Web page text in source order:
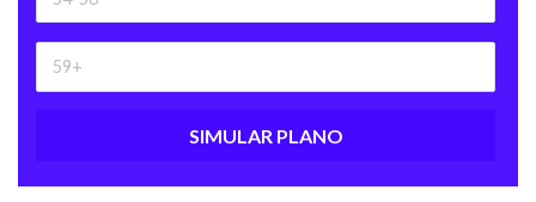
SIMULAR PLANO